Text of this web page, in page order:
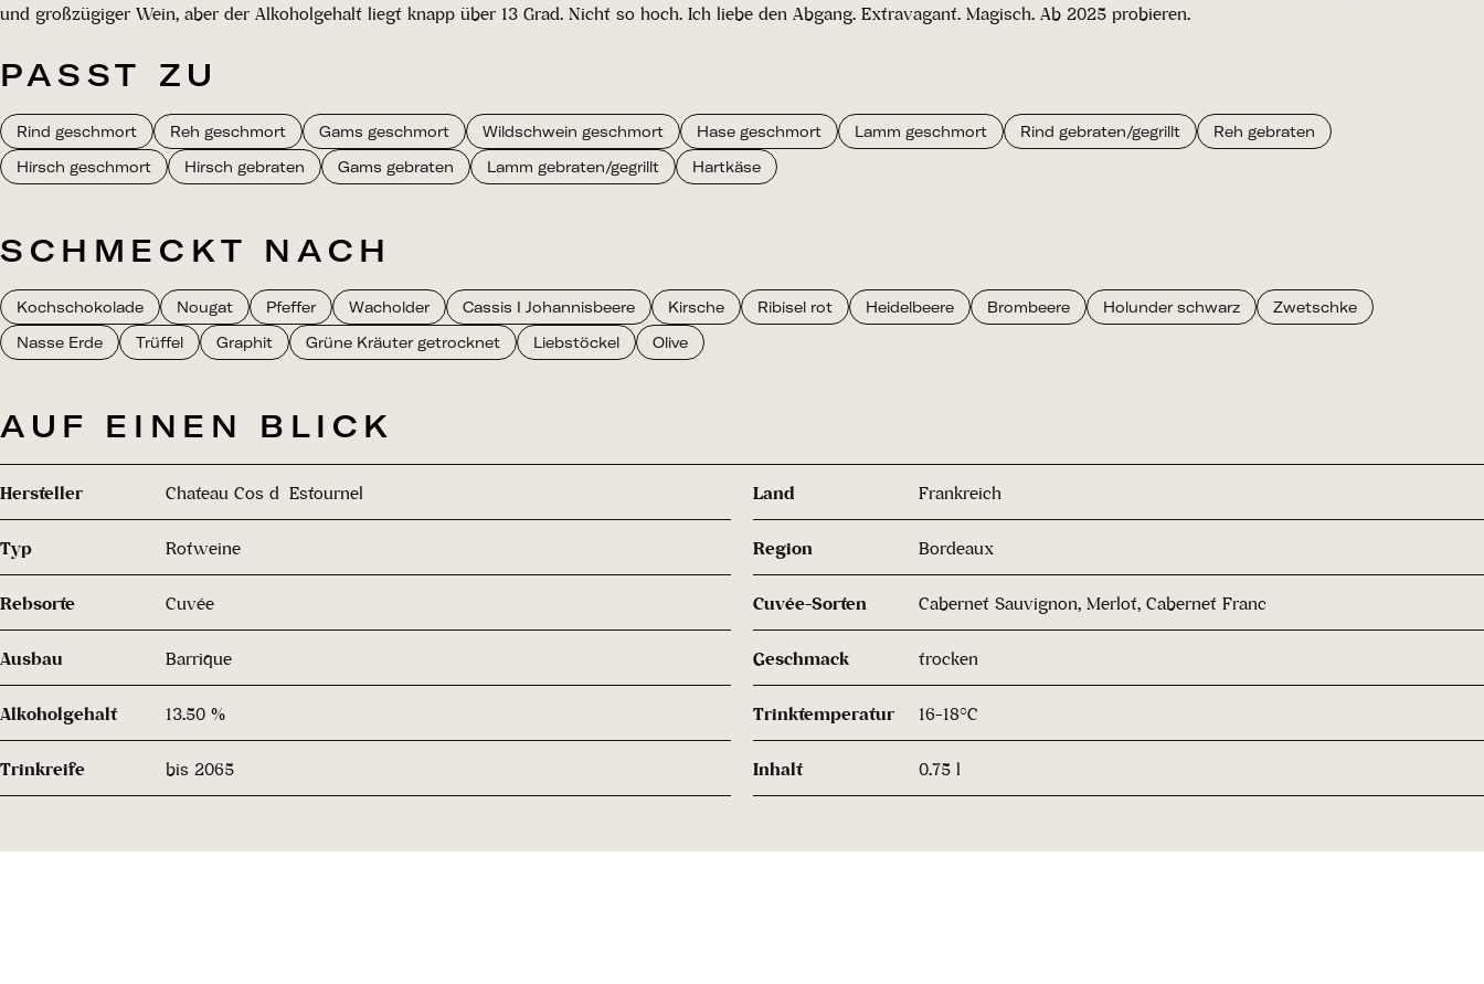
und großzügiger Wein, aber der Alkoholgehalt liegt knapp über 13 Grad. Nicht so hoch. Ich liebe den Abgang. Extravagant. Magisch. Ab 2025 probieren.
PASST ZU
Rind geschmort Reh geschmort Gams geschmort Wildschwein geschmort Hase geschmort Lamm geschmort Rind gebraten/gegrillt
Reh gebraten
Hirsch geschmort
Hirsch gebraten Gams gebraten Lamm gebraten/gegrillt Hartkäse
SCHMECKT NACH
Kochschokolade Nougat Pfeffer Wacholder Cassis I Johannisbeere Kirsche Ribisel rot Heidelbeere Brombeere Holunder schwarz
Zwetschke
Nasse Erde
Trüffel Graphit Grüne Kräuter getrocknet Liebstöckel Olive
AUF EINEN BLICK
Hersteller Chateau Cos d´Estournel Land Frankreich
Typ Rotweine Region Bordeaux
Rebsorte Cuvée Cuvée-Sorten Cabernet Sauvignon, Merlot, Cabernet Franc
Ausbau Barrique Geschmack trocken
Alkoholgehalt 13.50 % Trinktemperatur 16-18°C
Trinkreife bis 2065 Inhalt 0.75 l